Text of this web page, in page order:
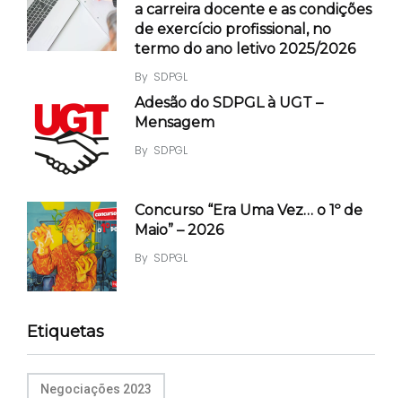
a carreira docente e as condições
de exercício profissional, no
termo do ano letivo 2025/2026
By SDPGL
Adesão do SDPGL à UGT –
Mensagem
By SDPGL
Concurso “Era Uma Vez… o 1º de
Maio” – 2026
By SDPGL
Etiquetas
Negociações 2023